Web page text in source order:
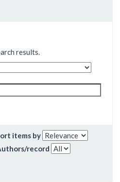
results.
items by
record